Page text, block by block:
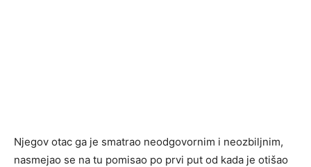
Njegov otac ga je smatrao neodgovornim i neozbiljnim,
nasmejao se na tu pomisao po prvi put od kada je otišao